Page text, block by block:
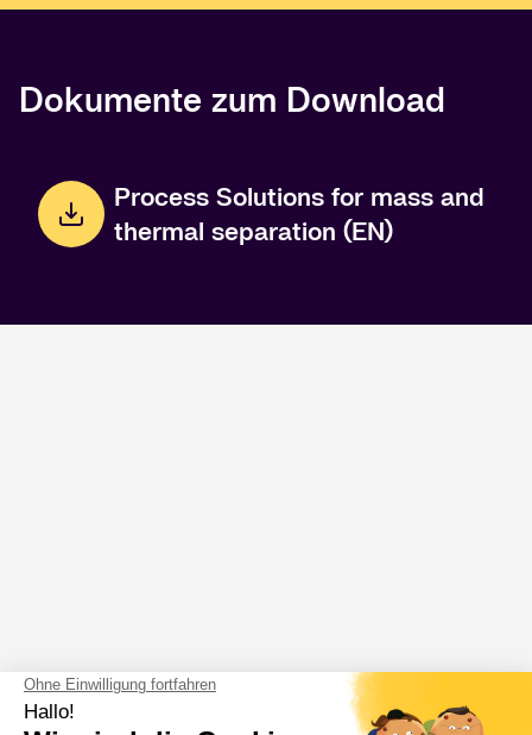
Dokumente zum Download
Process Solutions for mass and
thermal separation (EN)